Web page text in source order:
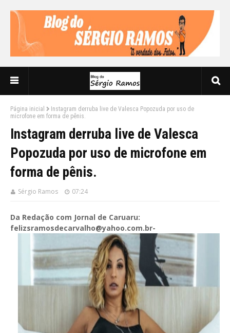
Página inicial
Instagram derruba live de Valesca Popozuda por uso de
microfone em forma de pênis.
Instagram derruba live de Valesca
Popozuda por uso de microfone em
forma de pênis.
Sérgio Ramos 07:24
Da Redação com Jornal de Caruaru:
felizsramosdecarvalho@yahoo.com.br-